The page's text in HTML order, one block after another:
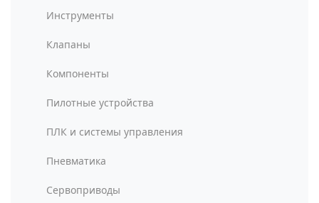
Инструменты
Клапаны
Компоненты
Пилотные устройства
ПЛК и системы управления
Пневматика
Сервоприводы